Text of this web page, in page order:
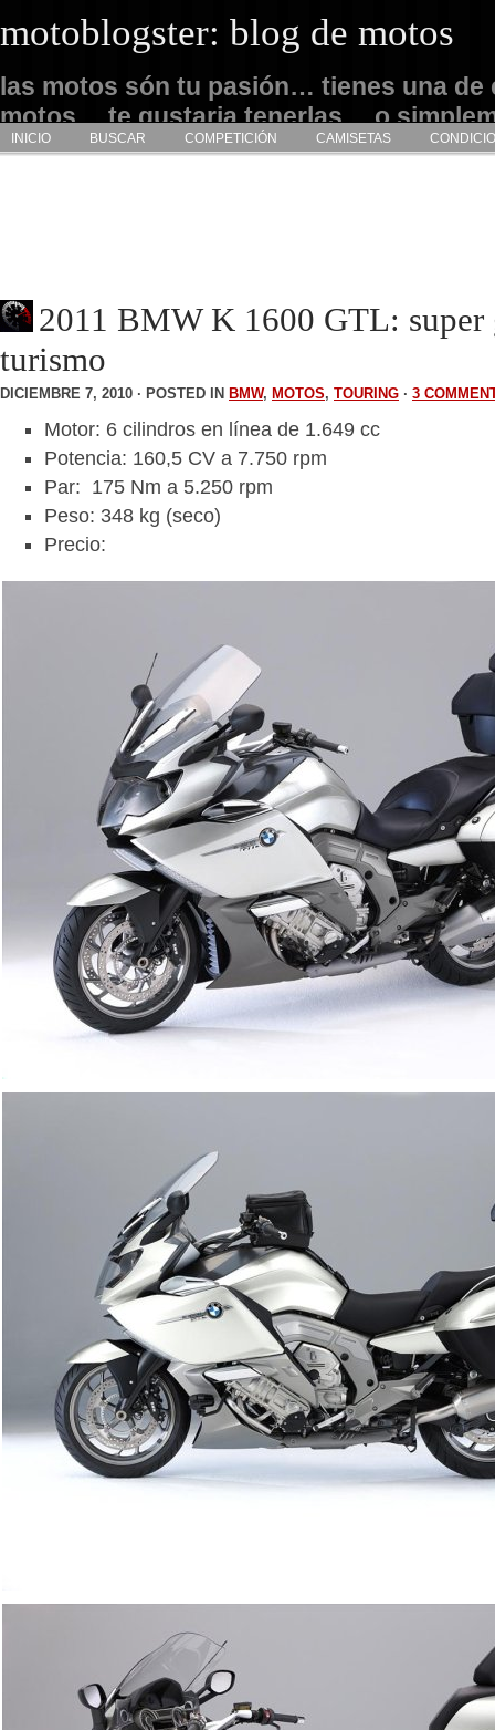
motoblogster: blog de motos
las motos són tu pasión… tienes una de
motos… te gustaria tenerlas… o
admirarlas… este es tu sitio
INICIO BUSCAR COMPETICIÓN CAMISETAS
2011 BMW K 1600 GTL: super
turismo
DICIEMBRE 7, 2010 · POSTED IN BMW, MOTOS, TOURING · 3
Motor: 6 cilindros en línea de 1.649 cc
Potencia: 160,5 CV a 7.750 rpm
Par: 175 Nm a 5.250 rpm
Peso: 348 kg (seco)
Precio: